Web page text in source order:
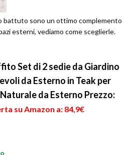
battuto sono un ottimo complemento
esterni, vediamo come sceglierle.
Set di 2 sedie da Giardino
da Esterno in Teak per
da Esterno Prezzo:
su Amazon a: 84,9€